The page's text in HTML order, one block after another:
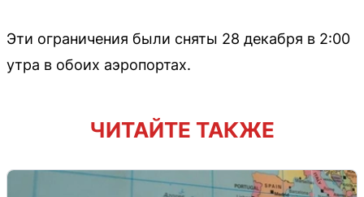
Эти ограничения были сняты 28 декабря в 2:00
утра в обоих аэропортах.
ЧИТАЙТЕ ТАКЖЕ